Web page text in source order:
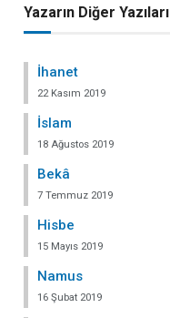
Yazarın Diğer Yazıları
İhanet
22 Kasım 2019
İslam
18 Ağustos 2019
Bekâ
7 Temmuz 2019
Hisbe
15 Mayıs 2019
Namus
16 Şubat 2019